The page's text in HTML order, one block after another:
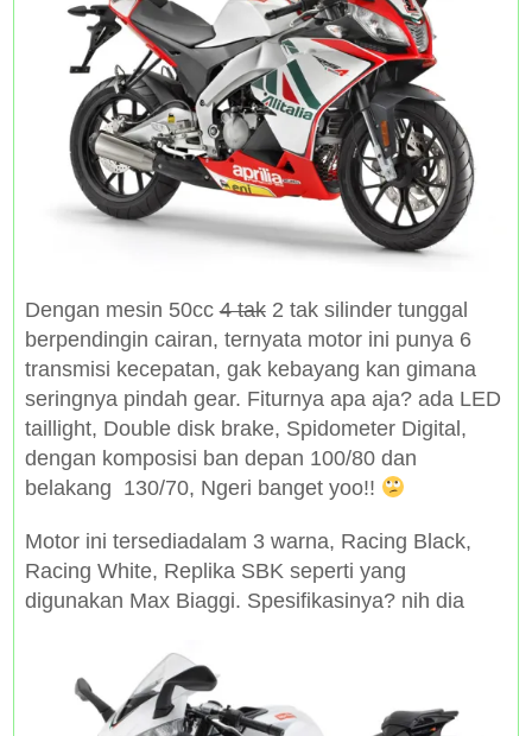
Dengan mesin 50cc4 tak2 tak silinder tunggal
berpendingin cairan, ternyata motor ini punya 6
transmisi kecepatan, gak kebayang kan gimana
seringnya pindah gear. Fiturnya apa aja? ada LED
taillight, Double disk brake, Spidometer Digital,
dengan komposisi ban depan 100/80 dan
belakang 130/70, Ngeri banget yoo!!
Motor ini tersediadalam 3 warna, Racing Black,
Racing White, Replika SBK seperti yang
digunakan Max Biaggi. Spesifikasinya? nih dia